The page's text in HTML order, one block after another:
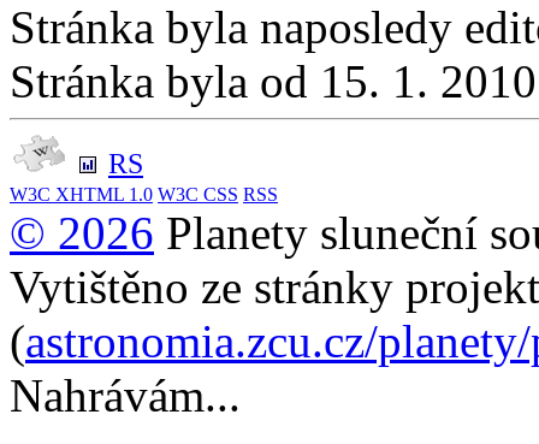
Stránka byla naposledy
Stránka byla od 15. 1.
RS
W3C XHTML 1.0 W3C CSS RSS
© 2026 Planety sluneční
Vytištěno ze stránky
(astronomia.zcu.cz/
Nahrávám...